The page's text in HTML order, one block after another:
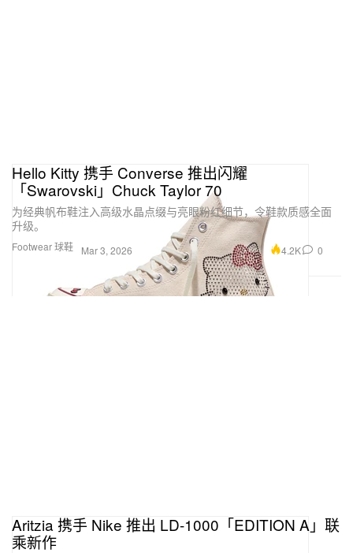
Footwear 球鞋
Hello Kitty 携手 Converse 推出闪耀
「Swarovski」Chuck Taylor 70
为经典帆布鞋注入高级水晶点缀与亮眼粉红细节，令鞋款质感全面
升级。
Mar 3, 2026 4.2K 0
Aritzia 携手 Nike 推出 LD-1000「EDITION A」联
乘新作